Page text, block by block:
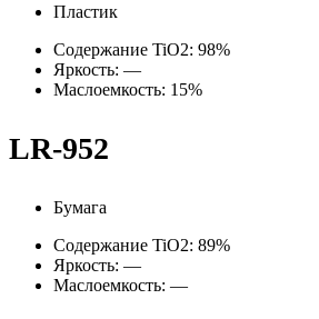
Пластик
Содержание TiO2: 98%
Яркость: —
Маслоемкость: 15%
LR-952
Бумага
Содержание TiO2: 89%
Яркость: —
Маслоемкость: —